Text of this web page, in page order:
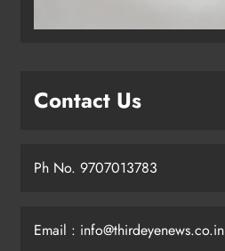
Contact Us
Ph No. 9707013783
Email : info@thirdeyenews.co.in